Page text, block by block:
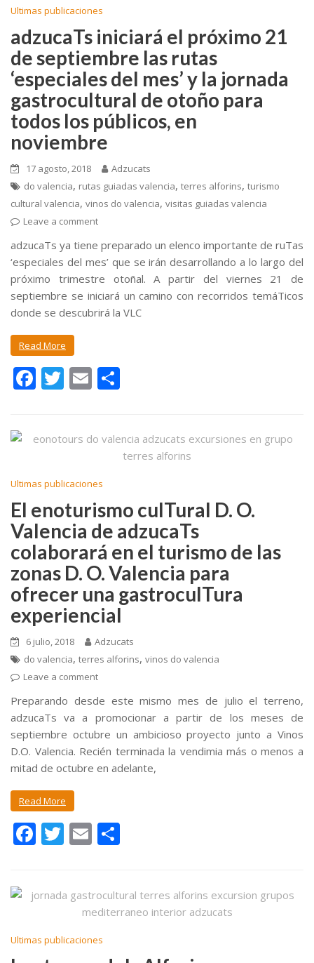
o
k r
Ultimas publicaciones
adzucaTs iniciará el próximo 21
de septiembre las rutas
‘especiales del mes’ y la jornada
gastrocultural de otoño para
todos los públicos, en
noviembre
17 agosto, 2018
Adzucats
do valencia, rutas guiadas valencia, terres alforins, turismo
cultural valencia, vinos do valencia, visitas guiadas valencia
Leave a comment
adzucaTs ya tiene preparado un elenco importante de ruTas
‘especiales del mes’ que se irán desarrollando a lo largo del
próximo trimestre otoñal. A partir del viernes 21 de
septiembre se iniciará un camino con recorridos temáTicos
donde se descubrirá la VLC
Read More
F
b
o
k
T
er
E
l p
ar
r
Ultimas publicaciones
El enoturismo culTural D. O.
Valencia de adzucaTs
colaborará en el turismo de las
zonas D. O. Valencia para
ofrecer una gastroculTura
experiencial
6 julio, 2018
Adzucats
do valencia, terres alforins, vinos do valencia
Leave a comment
Preparando desde este mismo mes de julio el terreno,
adzucaTs va a promocionar a partir de los meses de
septiembre octubre un ambicioso proyecto junto a Vinos
D.O. Valencia. Recién terminada la vendimia más o menos a
mitad de octubre en adelante,
Read More
F
b
o
T
er
E
l p
ar
Ultimas publicaciones